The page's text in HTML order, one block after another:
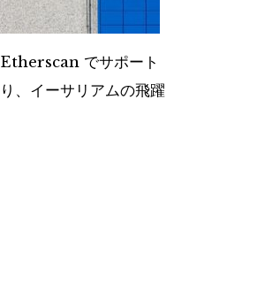
でサポート
、イーサリアムの飛躍